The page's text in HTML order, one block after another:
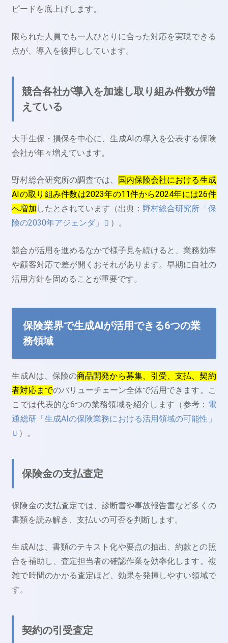
ピードを底上げします。
限られた人員でも一人ひとりに合った対応を実現できる
点が、導入を後押ししています。
競合各社が導入を加速し取り組み件数が増
えている
大手生保・損保を中心に、生成AIの導入を公表する保険
会社が年々増えています。
野村総合研究所の調査では、 国内保険会社における生成
AIの取り組み件数は2023年の11件から2024年には26件
へ増加 したとされています（出典： 野村総合研究所「保
険の2030年アジェンダ」
）。
競合が活用を進めるなかで様子見を続けると、業務効率
や顧客対応で差が開くおそれがあります。早期に自社の
活用方針を固めることが重要です。
保険業界で生成AIが活用できる6つの業
務領域
生成AIは、保険の商品開発から募集、引受、支払、契約
者対応までのバリューチェーン全体で活用できます。こ
こでは代表的な6つの業務領域を紹介します（参考： 電
通総研「生成AIの保険業務における活用領域の可能性」
）。
保険金の支払査定
保険金の支払査定では、診断書や事故報告書など多くの
書類を読み解き、支払いの可否を判断します。
生成AIは、書類のテキスト化や要点の抽出、約款との照
合を補助し、査定担当者の確認作業を効率化します。複
雑で時間のかかる査定ほど、効果を発揮しやすい領域で
す。
契約の引受査定